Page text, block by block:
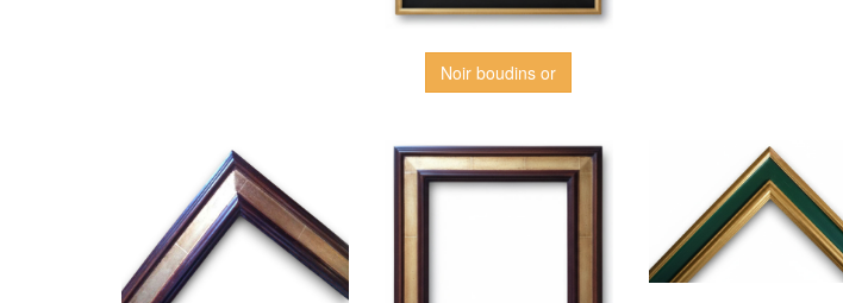
Noir boudins or